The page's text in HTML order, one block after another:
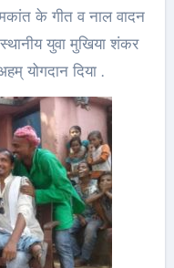
के गीत व नाल वादन
युवा मुखिया शंकर
योगदान दिया .